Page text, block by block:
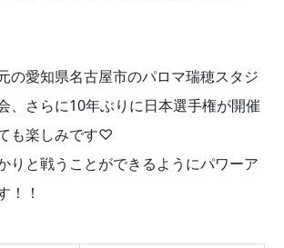
の愛知県名古屋市のパロマ瑞穂スタジ
、さらに10年ぶりに日本選手権が開催
も楽しみです♡
りと戦うことができるようにパワーア
！！